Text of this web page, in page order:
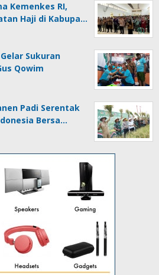
Kemenkes RI,
Haji di Kabupa…
Sukuran
Qowim
Padi Serentak
Bersa…